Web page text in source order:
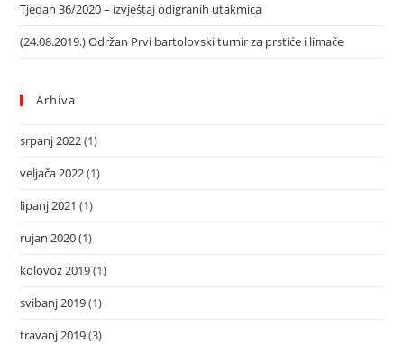
Tjedan 36/2020 – izvještaj odigranih utakmica
(24.08.2019.) Održan Prvi bartolovski turnir za prstiće i limače
Arhiva
srpanj 2022(1)
veljača 2022(1)
lipanj 2021 (1)
rujan 2020(1)
kolovoz 2019(1)
svibanj 2019(1)
travanj 2019(3)